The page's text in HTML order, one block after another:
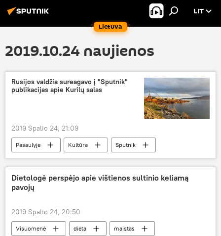
Lietuva
LIT
2019.10.24 naujienos
Rusijos valdžia sureagavo į "Sputnik"
publikacijas apie Kurilų salas
2019 Spalio 24, 21:09
Pasaulyje Kultūra
Sputnik
Latvija
Rusija žiniasklaida
Dietologė perspėjo apie vištienos sultinio keliamą
pavojų
2019 Spalio 24, 20:50
Visuomenė dieta
maistas